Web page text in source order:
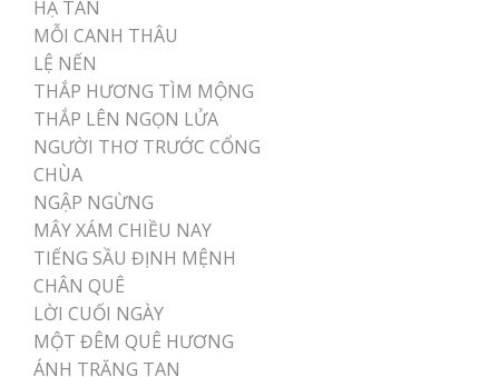
HẠ TÀN
MỖI CANH THÂU
LỆ NẾN
THẮP HƯƠNG TÌM MỘNG
THẮP LÊN NGỌN LỬA
NGƯỜI THƠ TRƯỚC CỔNG
CHÙA
NGẬP NGỪNG
MÂY XÁM CHIỀU NAY
TIẾNG SẦU ĐỊNH MỆNH
CHÂN QUÊ
LỜI CUỐI NGÀY
MỘT ĐÊM QUÊ HƯƠNG
ÁNH TRĂNG TAN